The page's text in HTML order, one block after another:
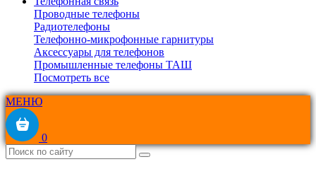
Проводные телефоны
Радиотелефоны
Телефонно-микрофонные гарнитуры
Аксессуары для телефонов
Промышленные телефоны ТАШ
Посмотреть все
МЕНЮ
0